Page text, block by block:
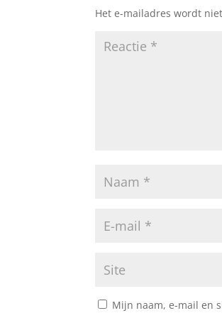
Het e-mailadres wordt
Mijn naam, e-mail en